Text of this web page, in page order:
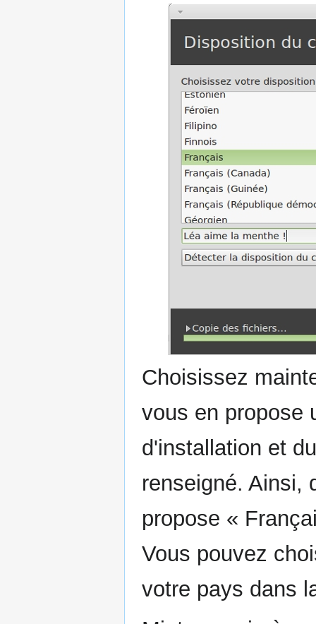
Choisissez
vous en propose
d'installation et
renseigné. Ainsi,
propose «
Vous pouvez
votre pays dans